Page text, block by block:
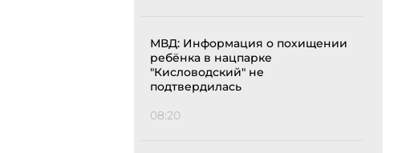
МВД: Информация о похищении
ребёнка в нацпарке
"Кисловодский" не
подтвердилась
08:20